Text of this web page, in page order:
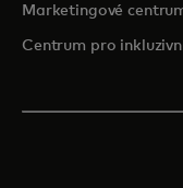
Marketingové
Centrum pro